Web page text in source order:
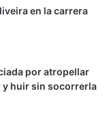
en la carrera
por atropellar
y huir sin socorrerla